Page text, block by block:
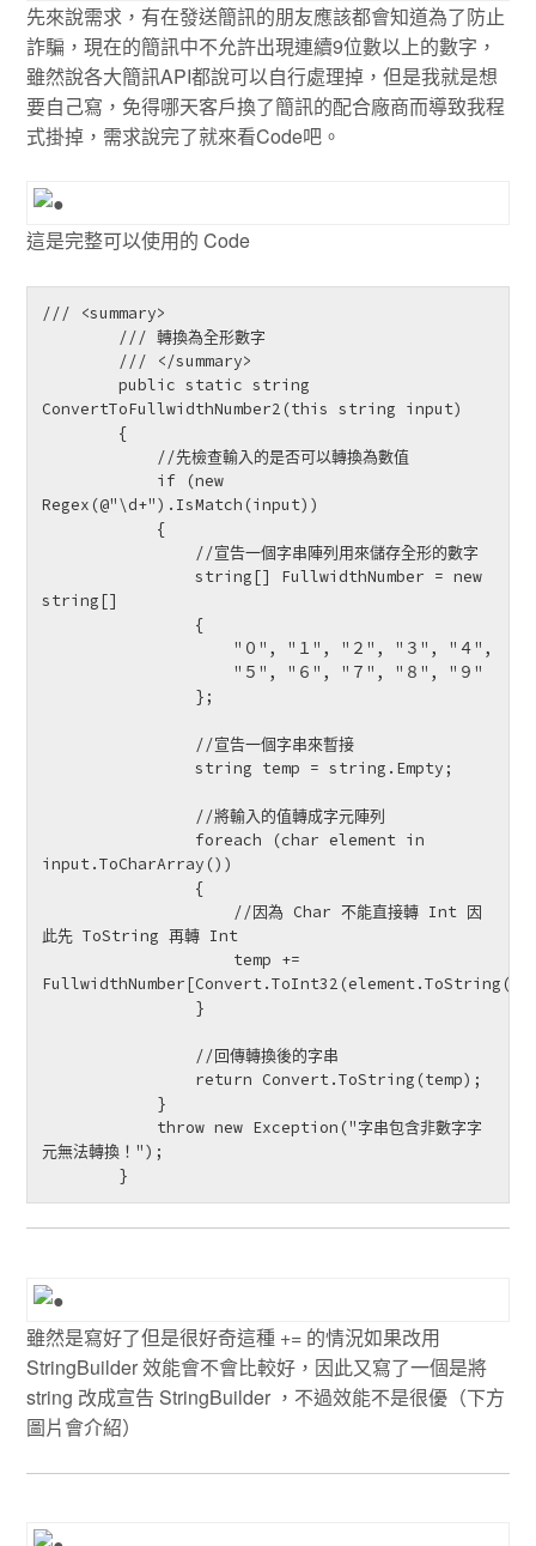
先來說需求，有在發送簡訊的朋友應該都會知道為了防止
詐騙，現在的簡訊中不允許出現連續9位數以上的數字，
雖然說各大簡訊API都說可以自行處理掉，但是我就是想
要自己寫，免得哪天客戶換了簡訊的配合廠商而導致我程
式掛掉，需求說完了就來看Code吧。
這是完整可以使用的 Code
/// <summary>
        public static string
ConvertToFullwidthNumber2(this string input)
Regex(@"\d+").IsMatch(input))
                string[] FullwidthNumber = new
string[]
                string temp = string.Empty;
input.ToCharArray())
此先 ToString 再轉 Int
元無法轉換！");
        }
雖然是寫好了但是很好奇這種 += 的情況如果改用
StringBuilder 效能會不會比較好，因此又寫了一個是將
string 改成宣告 StringBuilder ，不過效能不是很優（下方
圖片會介紹）